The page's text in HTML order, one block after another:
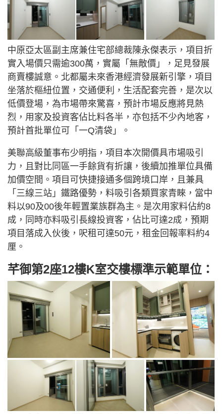
中原亞太區副主席兼住宅部總裁陳永傑表示，項目折
實入場價只需逾300萬，實屬「無敵價」，足見發展
商賣樓誠意。北都屬未來香港經濟發展新引擎，項目
坐落於樞紐位置，交通便利，生活配套完善，是次以
低價登場，為市場帶來驚喜，預計市場反應將見熱
烈，用家及投資客佔比料各半，亦包括不少內地客，
預計首批單位可「一Q清袋」。
美聯高級董事布少明指，項目本次開價具市場吸引
力，且對比同區一手餘貨有折讓，後續加推單位具備
加價空間。項目可快捷接通多個跨境口岸，且兼具
「三線三站」鐵路優勢，料吸引各類買家青睞，當中
料以90及00後年輕置業族群為主。是次用家料佔約8
成，同時亦料吸引長線投資客，佔比可達2成，預期
項目落成入伙後，呎租可達50元，租金回報率料約4
厘。
芊御第2座12樓K室交樓標準示範單位：